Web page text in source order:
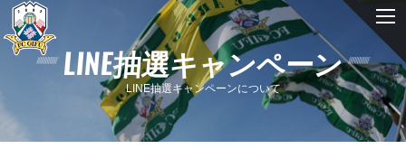
LINE抽選キャンペーン
LINE抽選キャンペーンについて